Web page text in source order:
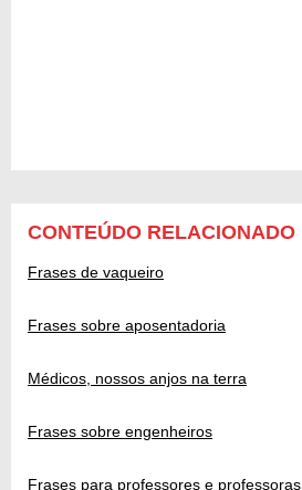
CONTEÚDO RELACIONADO
Frases de vaqueiro
Frases sobre aposentadoria
Médicos, nossos anjos na terra
Frases sobre engenheiros
Frases para professores e professoras